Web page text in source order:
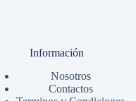
Información
Nosotros
Contactos